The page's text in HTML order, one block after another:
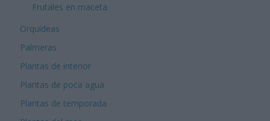
Frutales en maceta
Orquídeas
Palmeras
Plantas de interior
Plantas de poca agua
Plantas de temporada